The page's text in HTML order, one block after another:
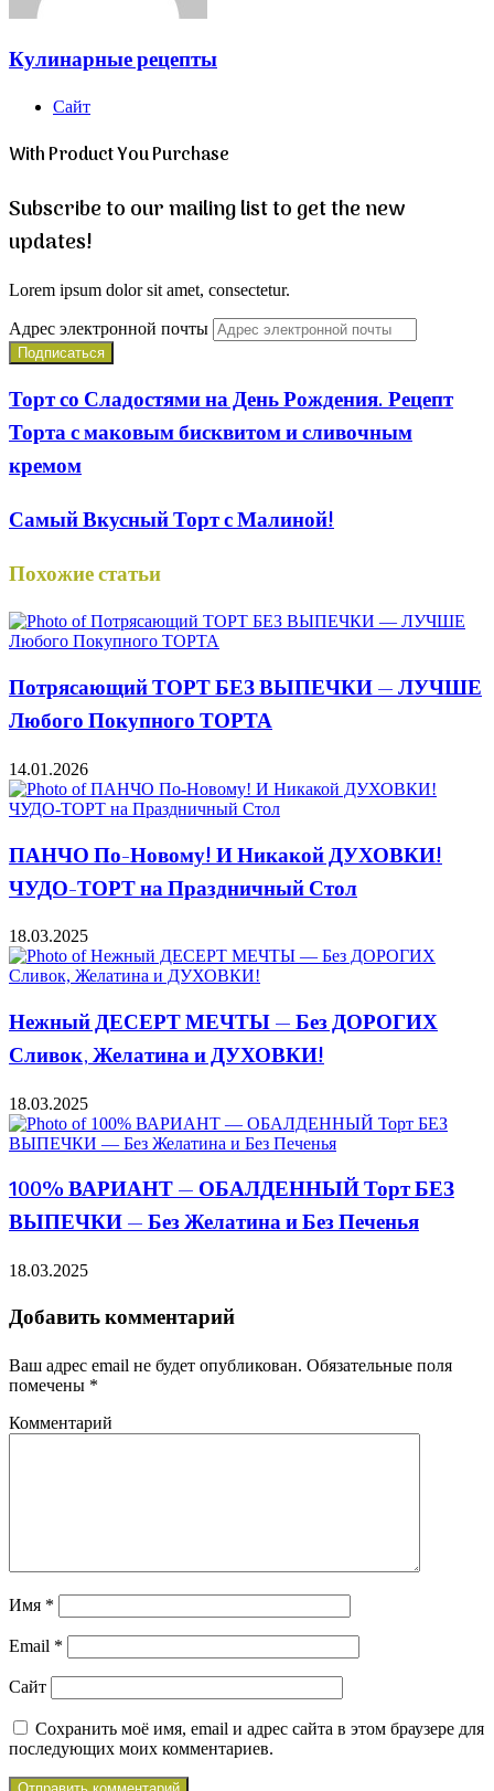
Кулинарные рецепты
Сайт
With Product You Purchase
Subscribe to our mailing list to get the new
updates!
Lorem ipsum dolor sit amet, consectetur.
Адрес электронной почты
Торт со Сладостями на День Рождения. Рецепт
Торта с маковым бисквитом и сливочным
кремом
Самый Вкусный Торт с Малиной!
Похожие статьи
Потрясающий ТОРТ БЕЗ ВЫПЕЧКИ — ЛУЧШЕ
Любого Покупного ТОРТА
14.01.2026
ПАНЧО По-Новому! И Никакой ДУХОВКИ!
ЧУДО-ТОРТ на Праздничный Стол
18.03.2025
Нежный ДЕСЕРТ МЕЧТЫ — Без ДОРОГИХ
Сливок, Желатина и ДУХОВКИ!
18.03.2025
100% ВАРИАНТ — ОБАЛДЕННЫЙ Торт БЕЗ
ВЫПЕЧКИ — Без Желатина и Без Печенья
18.03.2025
Добавить комментарий
Ваш адрес email не будет опубликован. Обязательные поля
помечены *
Комментарий
Имя *
Email *
Сайт
Сохранить моё имя, email и адрес сайта в этом браузере для
последующих моих комментариев.